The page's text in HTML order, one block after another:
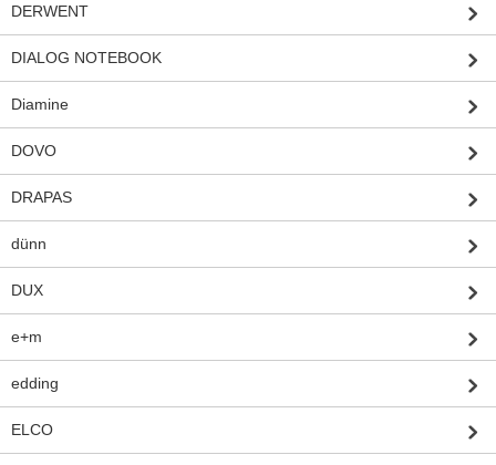
DERWENT
DIALOG NOTEBOOK
Diamine
DOVO
DRAPAS
dünn
DUX
e+m
edding
ELCO